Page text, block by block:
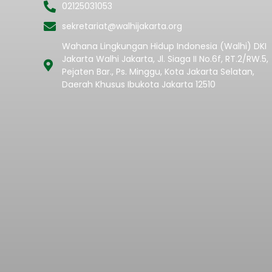
02125031053
sekretariat@walhijakarta.org
Wahana Lingkungan Hidup Indonesia (Walhi) DKI
Jakarta Walhi Jakarta, Jl. Siaga II No.6f, RT.2/RW.5,
Pejaten Bar., Ps. Minggu, Kota Jakarta Selatan,
Daerah Khusus Ibukota Jakarta 12510